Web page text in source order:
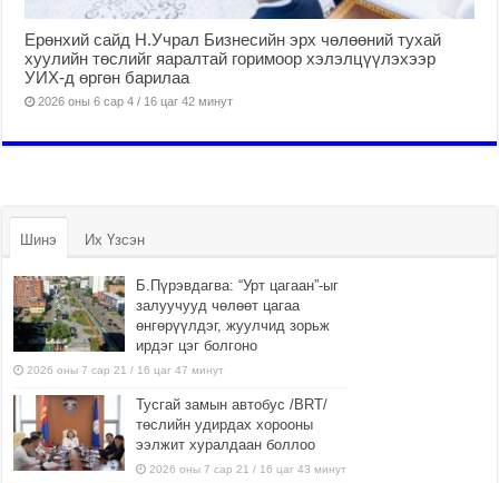
Ерөнхий сайд Н.Учрал Бизнесийн эрх чөлөөний тухай
хуулийн төслийг яаралтай горимоор хэлэлцүүлэхээр
УИХ-д өргөн барилаа
2026 оны 6 сар 4 / 16 цаг 42 минут
Шинэ Их Үзсэн
Б.Пүрэвдагва: “Урт цагаан”-ыг
залуучууд чөлөөт цагаа
өнгөрүүлдэг, жуулчид зорьж
ирдэг цэг болгоно
2026 оны 7 сар 21 / 16 цаг 47 минут
Тусгай замын автобус /BRT/
төслийн удирдах хорооны
ээлжит хуралдаан боллоо
2026 оны 7 сар 21 / 16 цаг 43 минут